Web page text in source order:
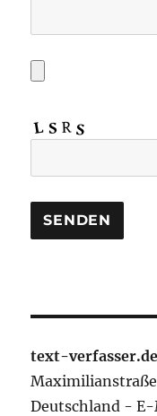
text-verfasser.de
Deutschland -